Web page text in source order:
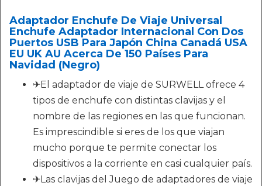
Adaptador Enchufe De Viaje Universal
Enchufe Adaptador Internacional Con Dos
Puertos USB Para Japón China Canadá USA
EU UK AU Acerca De 150 Países Para
Navidad (Negro)
✈El adaptador de viaje de SURWELL ofrece 4
tipos de enchufe con distintas clavijas y el
nombre de las regiones en las que funcionan.
Es imprescindible si eres de los que viajan
mucho porque te permite conectar los
dispositivos a la corriente en casi cualquier país.
✈Las clavijas del Juego de adaptadores de viaje